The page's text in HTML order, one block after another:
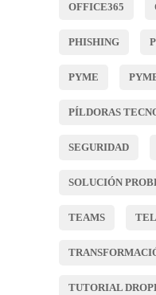
OFFICE365
PHISHING
PYME
PÍLDORAS
SEGURIDAD
SOLUCIÓN
TEAMS
TUTORIAL